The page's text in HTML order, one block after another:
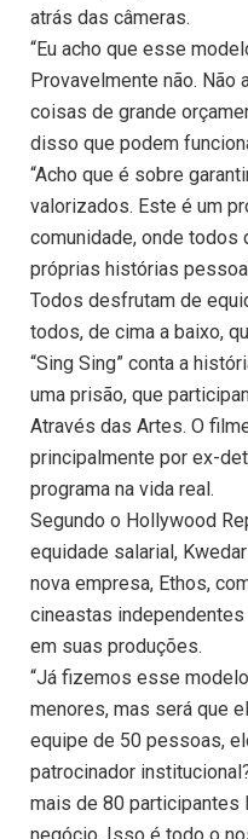
atrás das câmeras.
“Eu acho que esse
Provavelmente não. Não
coisas de grande
disso que podem
“Acho que é sobre
valorizados. Este é um
comunidade, onde todos
próprias histórias
Todos desfrutam de
todos, de cima a baixo,
“Sing Sing” conta a
uma prisão, que
Através das Artes. O
principalmente por ex-
programa na vida real.
Segundo o Hollywood
equidade salarial,
nova empresa, Ethos,
cineastas
em suas produções.
“Já fizemos esse
menores, mas será que
equipe de 50 pessoas,
patrocinador
mais de 80 participantes